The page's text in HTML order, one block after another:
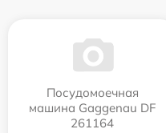
Посудомоечная
машина Gaggenau DF
261164